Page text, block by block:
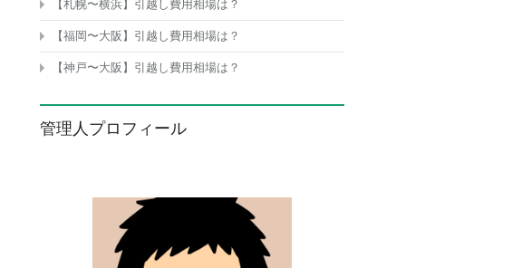
【札幌〜横浜】引越し費用相場は？
【福岡〜大阪】引越し費用相場は？
【神戸〜大阪】引越し費用相場は？
管理人プロフィール